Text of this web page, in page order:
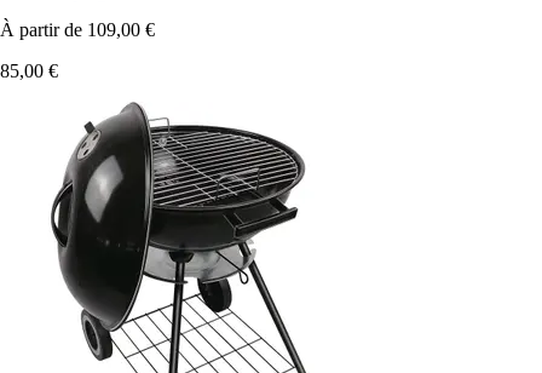
À partir de 109,00 €
85,00 €